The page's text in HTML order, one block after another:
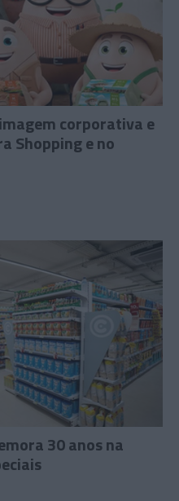
corporativa e
Shopping e no
30 anos na